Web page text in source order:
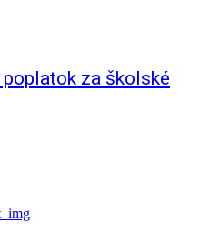
za školské